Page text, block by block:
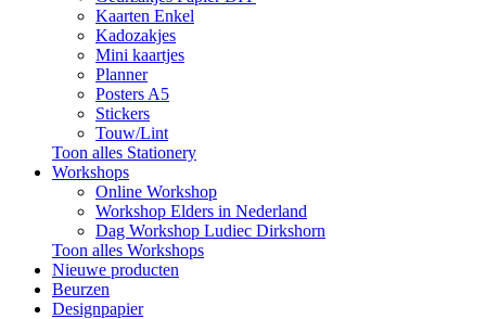
Kaarten Enkel
Kadozakjes
Mini kaartjes
Planner
Posters A5
Stickers
Touw/Lint
Toon alles Stationery
Workshops
Online Workshop
Workshop Elders in Nederland
Dag Workshop Ludiec Dirkshorn
Toon alles Workshops
Nieuwe producten
Beurzen
Designpapier